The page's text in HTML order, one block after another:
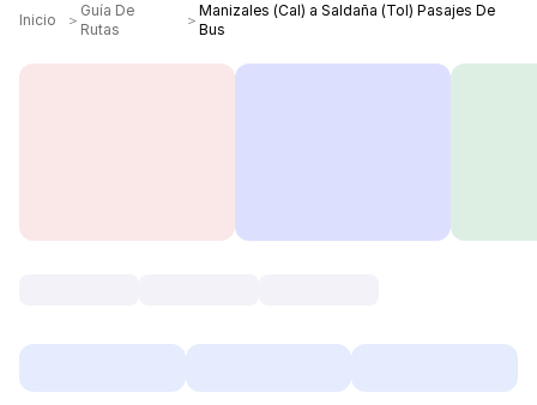
Inicio ＞
Guía De
Rutas
＞
Manizales (Cal) a Saldaña (Tol) Pasajes De
Bus